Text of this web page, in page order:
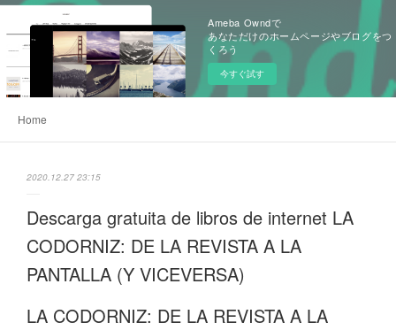
Ameba Owndで
あなただけのホームページやブログをつ
くろう
今すぐ試す
Home
2020.12.27 23:15
Descarga gratuita de libros de internet LA
CODORNIZ: DE LA REVISTA A LA
PANTALLA (Y VICEVERSA)
LA CODORNIZ: DE LA REVISTA A LA